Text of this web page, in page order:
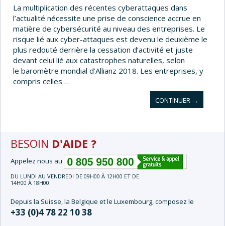
’
U
S
A
La multiplication des récentes cyberattaques dans
l’actualité nécessite une prise de conscience accrue en
matière de cybersécurité au niveau des entreprises. Le
risque lié aux cyber-attaques est devenu le deuxième le
plus redouté derrière la cessation d’activité et juste
devant celui lié aux catastrophes naturelles, selon
le baromètre mondial d’Allianz 2018. Les entreprises, y
compris celles …
CONTINUER L
A
R
→
BESOIN D'AIDE ?
Appelez nous au
DU LUNDI AU VENDREDI DE 09H00 À 12H00 ET DE
14H00 À 18H00.
Depuis la Suisse, la Belgique et le Luxembourg, composez le
+33 (0)4 78 22 10 38